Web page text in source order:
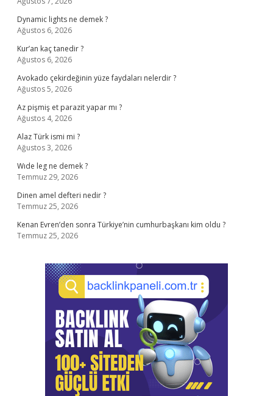
Dynamic lights ne demek ?
Ağustos 6, 2026
Kur’an kaç tanedir ?
Ağustos 6, 2026
Avokado çekirdeğinin yüze faydaları nelerdir ?
Ağustos 5, 2026
Az pişmiş et parazit yapar mı ?
Ağustos 4, 2026
Alaz Türk ismi mi ?
Ağustos 3, 2026
Wıde leg ne demek ?
Temmuz 29, 2026
Dinen amel defteri nedir ?
Temmuz 25, 2026
Kenan Evren’den sonra Türkiye’nin cumhurbaşkanı kim oldu ?
Temmuz 25, 2026